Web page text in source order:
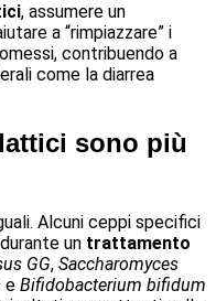
, assumere un
a “rimpiazzare” i
contribuendo a
come la diarrea
sono più
Alcuni ceppi specifici
un trattamento
GG, Saccharomyces
e Bifidobacterium bifidum